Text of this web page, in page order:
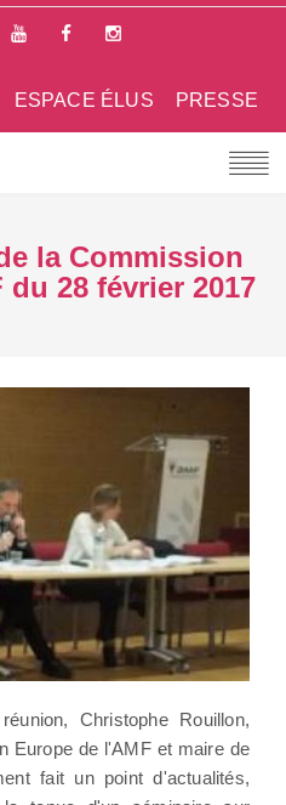
PRESSE
ESPACE ÉLUS
la Commission
28 février 2017
Christophe Rouillon,
Europe de l'AMF et maire de
fait un point d'actualités,